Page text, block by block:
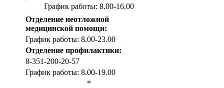
График работы: 8.00-16.00
Отделение неотложной
медицинской помощи:
График работы: 8.00-23.00
Отделение профилактики:
8-351-200-20-57
График работы: 8.00-19.00
*